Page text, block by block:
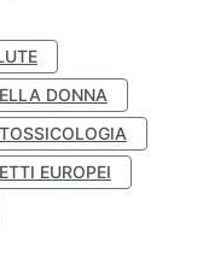
DONNA
TOSSICOLOGIA
EUROPEI